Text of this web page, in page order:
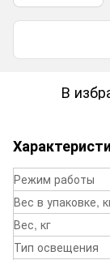
В
Режим работы
Вес в упаковке,
Вес, кг
Тип освещения